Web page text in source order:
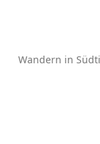
Wandern in